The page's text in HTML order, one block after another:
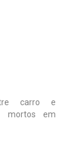
carro e
mortos em